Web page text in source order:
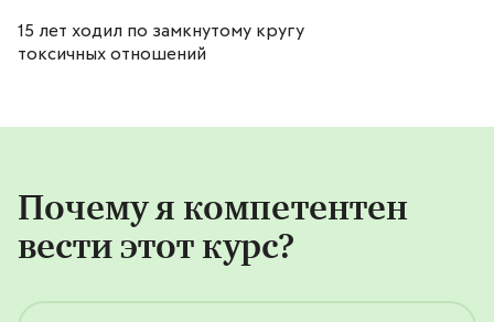
15 лет ходил по замкнутому кругу
токсичных отношений
Почему я компетентен
вести этот курс?